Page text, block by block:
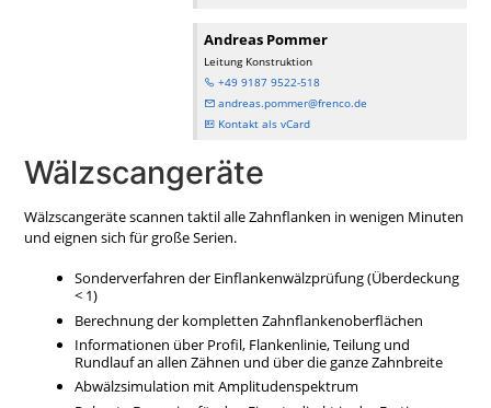
Andreas Pommer
Leitung Konstruktion
+49 9187 9522-518
andreas.pommer@frenco.de
Kontakt als vCard
Wälzscangeräte
Wälzscangeräte scannen taktil alle Zahnflanken in wenigen Minuten
und eignen sich für große Serien.
Sonderverfahren der Einflankenwälzprüfung (Überdeckung
< 1)
Berechnung der kompletten Zahnflankenoberflächen
Informationen über Profil, Flankenlinie, Teilung und
Rundlauf an allen Zähnen und über die ganze Zahnbreite
Abwälzsimulation mit Amplitudenspektrum